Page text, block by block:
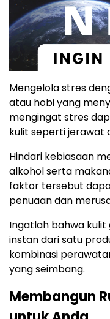
Mengelola stres
atau hobi yang
mengingat stres
kulit seperti jerawat
Hindari kebiasaan
alkohol serta
faktor tersebut
penuaan dan
Ingatlah bahwa
instan dari satu
kombinasi
yang seimbang.
Membangun